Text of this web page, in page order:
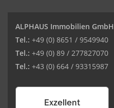
ALPHAUS Immobilien GmbH
Tel.: +49 (0) 8651 / 9549940
Tel.: +49 (0) 89 / 277827070
Tel.: +43 (0) 664 / 93315987